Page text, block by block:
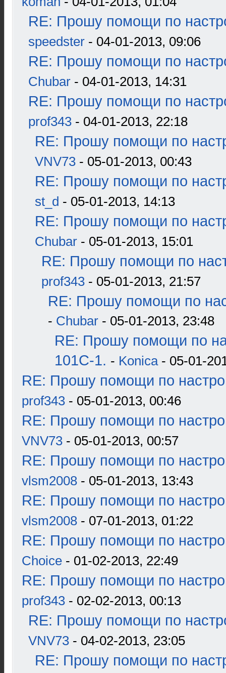
RE: Прошу помощи по
speedster - 04-01-2013, 09:06
RE: Прошу помощи по
Chubar - 04-01-2013, 14:31
RE: Прошу помощи по
prof343 - 04-01-2013, 22:18
RE: Прошу помощи по
VNV73 - 05-01-2013, 00:43
RE: Прошу помощи по
st_d - 05-01-2013, 14:13
RE: Прошу помощи по
Chubar - 05-01-2013, 15:01
RE: Прошу помощи по
prof343 - 05-01-2013, 21:57
RE: Прошу помощи по
- Chubar - 05-01-2013, 23:48
RE: Прошу помощи по
101С-1. - Konica- 05-01-
RE: Прошу помощи по
prof343 - 05-01-2013, 00:46
RE: Прошу помощи по
VNV73 - 05-01-2013, 00:57
RE: Прошу помощи по
vlsm2008 - 05-01-2013, 13:43
RE: Прошу помощи по
vlsm2008 - 07-01-2013, 01:22
RE: Прошу помощи по
Choice - 01-02-2013, 22:49
RE: Прошу помощи по
prof343 - 02-02-2013, 00:13
RE: Прошу помощи по
VNV73 - 04-02-2013, 23:05
RE: Прошу помощи по